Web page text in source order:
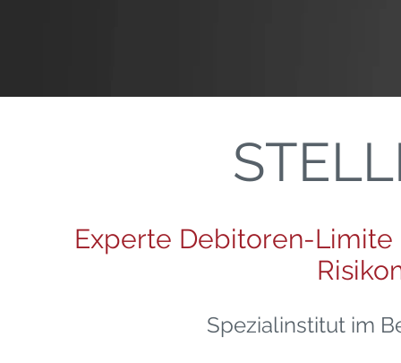
Experte Debitoren-
Spezialinstitut im